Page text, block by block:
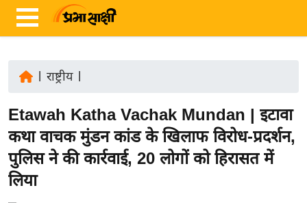
ज़ा
ख
र
राष्ट्रीय|
Etawah Katha Vachak Mundan | इटावा
कथा वाचक मुंडन कांड के खिलाफ विरोध-प्रदर्शन,
पुलिस ने की कार्रवाई, 20 लोगों को हिरासत में
लिया